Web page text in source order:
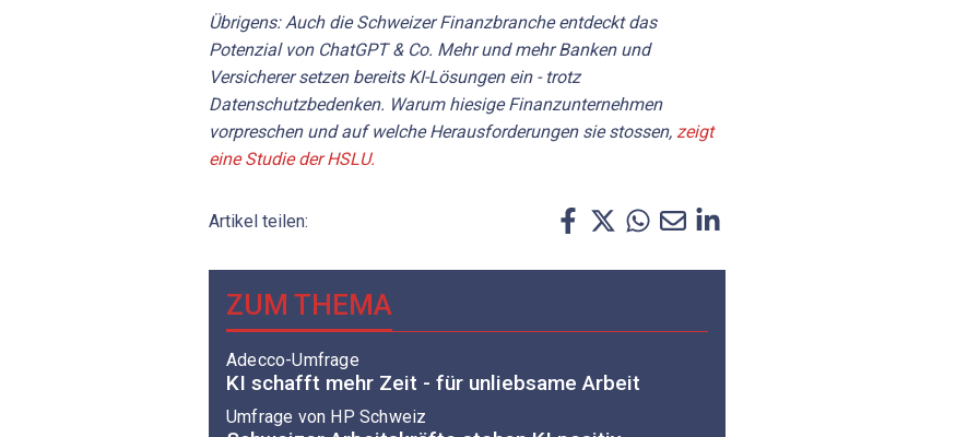
Übrigens: Auch die Schweizer Finanzbranche entdeckt das
Potenzial von ChatGPT & Co. Mehr und mehr Banken und
Versicherer setzen bereits KI-Lösungen ein - trotz
Datenschutzbedenken. Warum hiesige Finanzunternehmen
vorpreschen und auf welche Herausforderungen sie stossen, zeigt
eine Studie der HSLU.
Artikel teilen:
ZUM THEMA
Adecco-Umfrage
KI schafft mehr Zeit - für unliebsame Arbeit
Umfrage von HP Schweiz